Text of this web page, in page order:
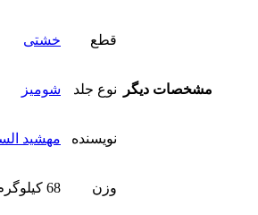
مشخصات دیگر
قطع خشتی
نوع جلد شومیز
نویسنده مهشید
وزن 68 کیلوگرم